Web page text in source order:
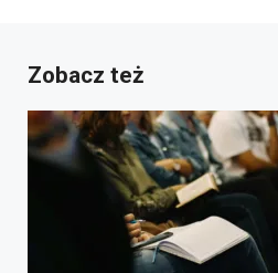
Zobacz też